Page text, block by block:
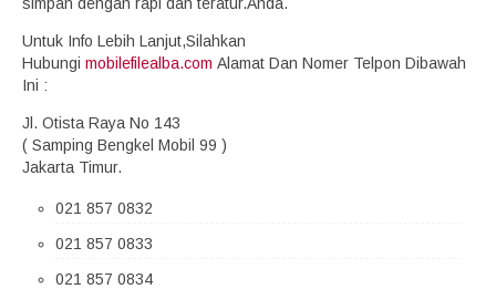
Untuk Info Lebih Lanjut,Silahkan
Hubungi mobilefilealba.com Alamat Dan Nomer Telpon Dibawah
Ini :
Jl. Otista Raya No 143
( Samping Bengkel Mobil 99 )
Jakarta Timur.
021 857 0832
021 857 0833
021 857 0834